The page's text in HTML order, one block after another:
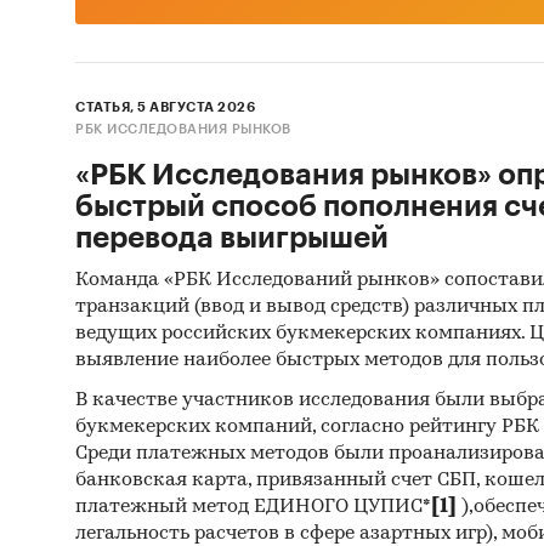
В
СТАТЬЯ, 5 АВГУСТА 2026
РБК ИССЛЕДОВАНИЯ РЫНКОВ
«РБК Исследования рынков»
быстрый способ пополнения
перевода выигрышей
Команда «РБК Исследований рынков»
транзакций (ввод и вывод средств) различных
ведущих российских букмекерских компаниях.
выявление наиболее быстрых методов для
В качестве участников исследования были
букмекерских компаний, согласно рейтингу
Среди платежных методов были
банковская карта, привязанный счет СБП,
платежный метод ЕДИНОГО ЦУПИС* [1]
легальность расчетов в сфере азартных игр),